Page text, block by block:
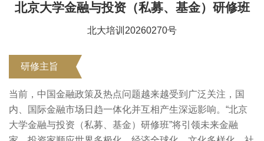
北京大学金融与投资（私募、基金）研修班
北大培训20260270号
研修主旨
当前，中国金融政策及热点问题越来越受到广泛关注，国
内、国际金融市场日趋一体化并互相产生深远影响。 “北京
大学金融与投资（私募、基金）研修班”将引领未来金融